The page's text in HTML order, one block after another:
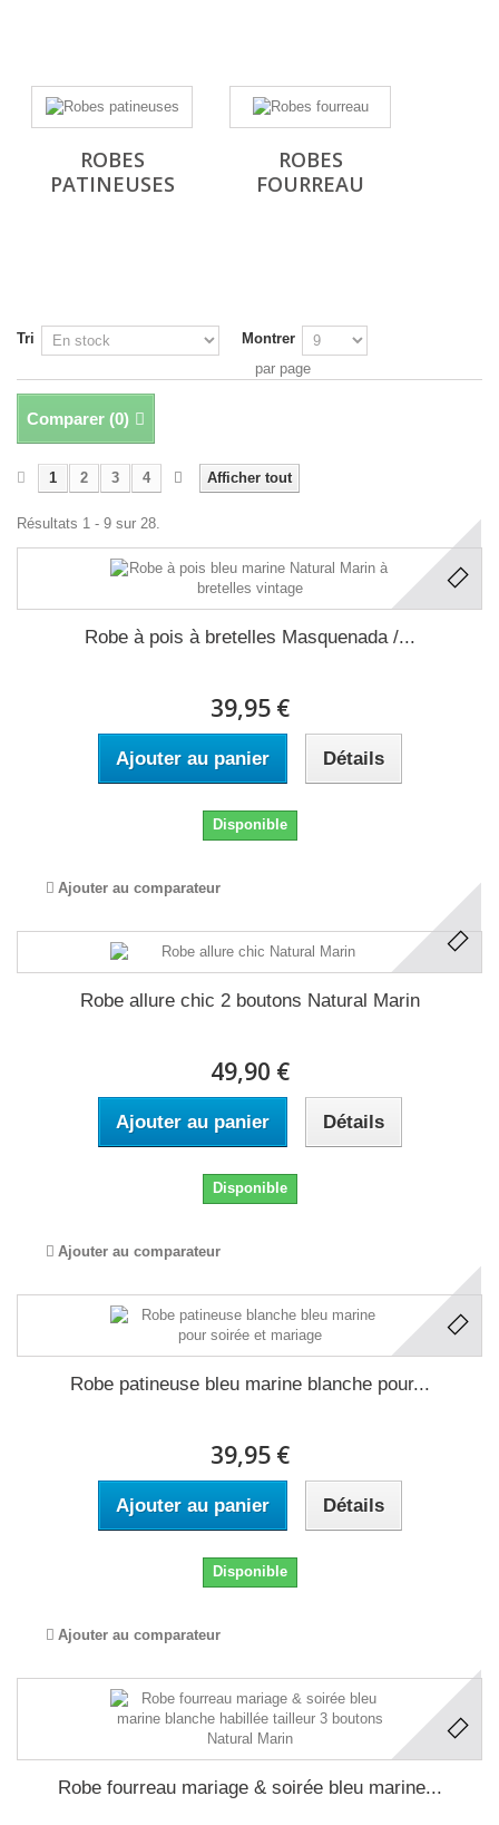
ROBES
PATINEUSES
ROBES
FOURREAU
Tri
Montrer
par page
Comparer (0)
Afficher tout
1 2 3 4
Résultats 1 - 9 sur 28.
Robe à pois à bretelles Masquenada /...
39,95 €
Ajouter au panier Détails
Disponible
Ajouter au comparateur
Robe allure chic 2 boutons Natural Marin
49,90 €
Ajouter au panier Détails
Disponible
Ajouter au comparateur
Robe patineuse bleu marine blanche pour...
39,95 €
Ajouter au panier Détails
Disponible
Ajouter au comparateur
Robe fourreau mariage & soirée bleu marine...